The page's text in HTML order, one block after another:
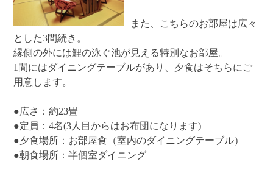
また、こちらのお部屋は広々
とした3間続き。
縁側の外には鯉の泳ぐ池が見える特別なお部屋。
1間にはダイニングテーブルがあり、夕食はそちらにご
用意します。
●広さ：約23畳
●定員：4名(3人目からはお布団になります)
●夕食場所：お部屋食（室内のダイニングテーブル）
●朝食場所：半個室ダイニング